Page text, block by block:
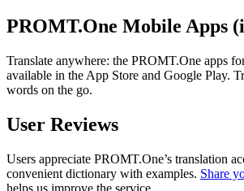
PROMT.One Mobile Apps
Translate anywhere: the PROMT.One apps
available in the App Store and Google Play.
words on the go.
User Reviews
Users appreciate PROMT.One’s translation
convenient dictionary with examples. Share
helps us improve the service.